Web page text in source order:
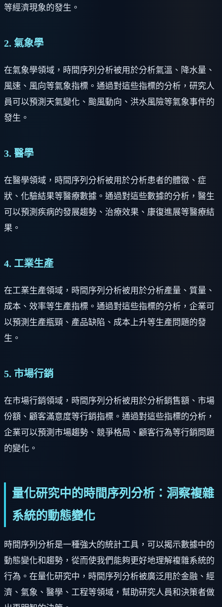
等經濟現象的發生。
2. 氣象學
在氣象學領域，時間序列分析被用於分析氣溫、降水量、
風速、風向等氣象指標。通過對這些指標的分析，研究人
員可以預測天氣變化、颱風動向、洪水風險等氣象事件的
發生。
3. 醫學
在醫學領域，時間序列分析被用於分析患者的體徵、症
狀、化驗結果等醫療數據。通過對這些數據的分析，醫生
可以預測疾病的發展趨勢、治療效果、康復進展等醫療結
果。
4. 工業生產
在工業生產領域，時間序列分析被用於分析產量、質量、
成本、效率等生產指標。通過對這些指標的分析，企業可
以預測生產瓶頸、產品缺陷、成本上升等生產問題的發
生。
5. 市場行銷
在市場行銷領域，時間序列分析被用於分析銷售額、市場
份額、顧客滿意度等行銷指標。通過對這些指標的分析，
企業可以預測市場趨勢、競爭格局、顧客行為等行銷問題
的變化。
量化研究中的時間序列分析：洞察複雜
系統的動態變化
時間序列分析是一種強大的統計工具，可以揭示數據中的
動態變化和趨勢，從而使我們能夠更好地理解複雜系統的
行為。在量化研究中，時間序列分析被廣泛用於金融、經
濟、氣象、醫學、工程等領域，幫助研究人員和決策者做